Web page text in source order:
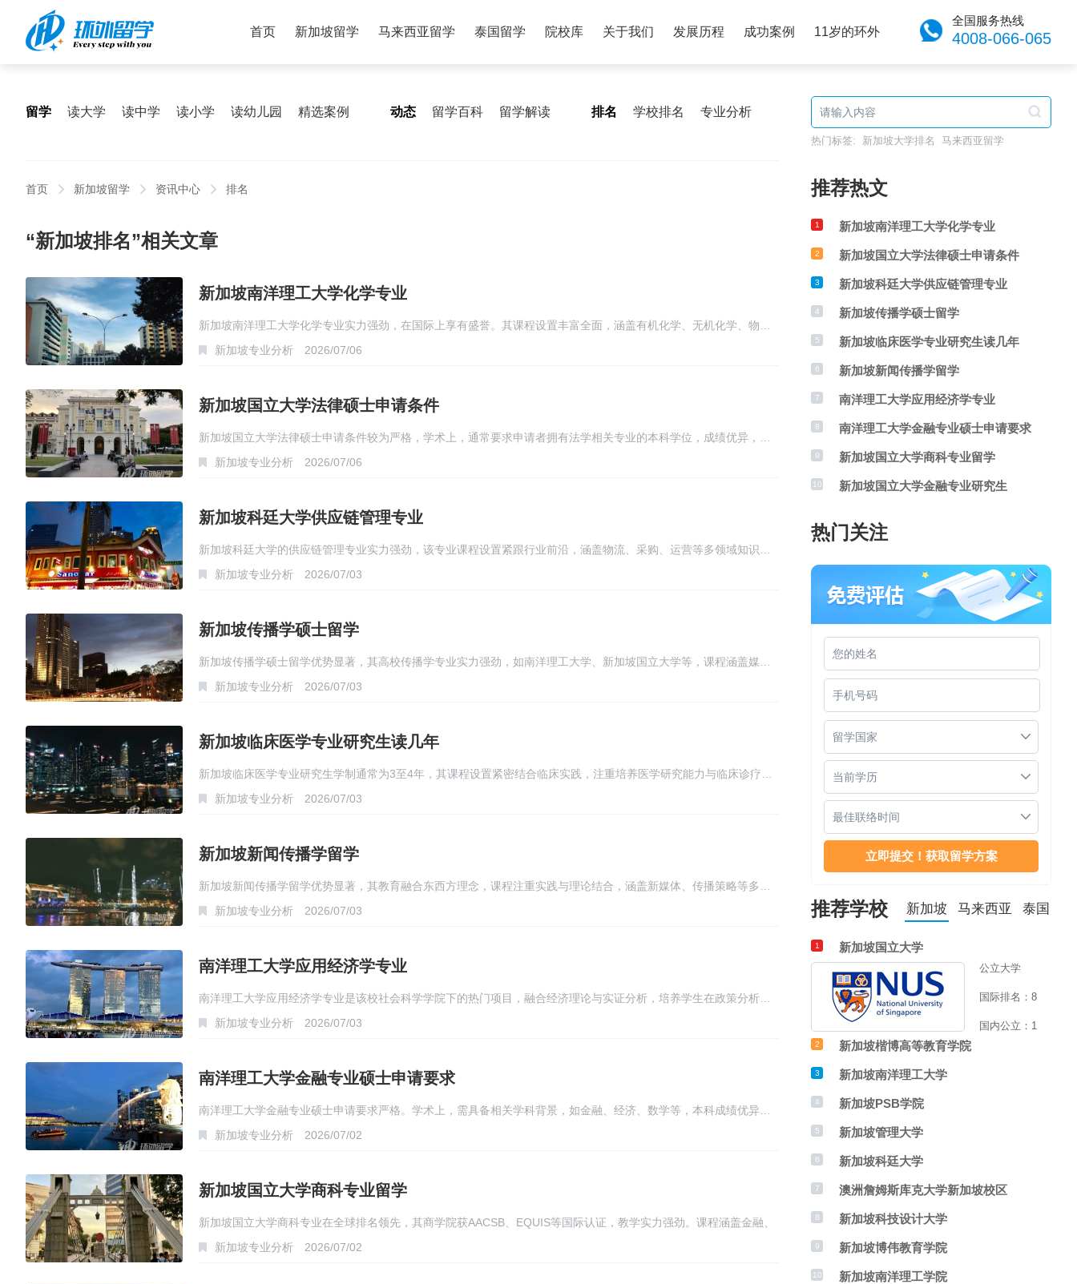
首页 新加坡留学 马来西亚留学 泰国留学 院校库 关于我们 发展历程 成功案例 11岁的环外
全国服务热线
4008-066-065
留学 读大学 读中学 读小学 读幼儿园 精选案例 动态 留学百科 留学解读 排名 学校排名 专业分析
首页 新加坡留学 资讯中心 排名
“新加坡排名”相关文章
新加坡南洋理工大学化学专业
新加坡南洋理工大学化学专业实力强劲，在国际上享有盛誉。其课程设置丰富全面，涵盖有机化学、无机化学、物…
新加坡专业分析
2026/07/06
新加坡国立大学法律硕士申请条件
新加坡国立大学法律硕士申请条件较为严格，学术上，通常要求申请者拥有法学相关专业的本科学位，成绩优异，…
新加坡专业分析
2026/07/06
新加坡科廷大学供应链管理专业
新加坡科廷大学的供应链管理专业实力强劲，该专业课程设置紧跟行业前沿，涵盖物流、采购、运营等多领域知识…
新加坡专业分析
2026/07/03
新加坡传播学硕士留学
新加坡传播学硕士留学优势显著，其高校传播学专业实力强劲，如南洋理工大学、新加坡国立大学等，课程涵盖媒…
新加坡专业分析
2026/07/03
新加坡临床医学专业研究生读几年
新加坡临床医学专业研究生学制通常为3至4年，其课程设置紧密结合临床实践，注重培养医学研究能力与临床诊疗…
新加坡专业分析
2026/07/03
新加坡新闻传播学留学
新加坡新闻传播学留学优势显著，其教育融合东西方理念，课程注重实践与理论结合，涵盖新媒体、传播策略等多…
新加坡专业分析
2026/07/03
南洋理工大学应用经济学专业
南洋理工大学应用经济学专业是该校社会科学学院下的热门项目，融合经济理论与实证分析，培养学生在政策分析…
新加坡专业分析
2026/07/03
南洋理工大学金融专业硕士申请要求
南洋理工大学金融专业硕士申请要求严格。学术上，需具备相关学科背景，如金融、经济、数学等，本科成绩优异…
新加坡专业分析
2026/07/02
新加坡国立大学商科专业留学
新加坡国立大学商科专业在全球排名领先，其商学院获AACSB、EQUIS等国际认证，教学实力强劲。课程涵盖金融、
…
新加坡专业分析 2026/07/02
热门标签: 新加坡大学排名 马来西亚留学
推荐热文
1 新加坡南洋理工大学化学专业
2 新加坡国立大学法律硕士申请条件
3 新加坡科廷大学供应链管理专业
4 新加坡传播学硕士留学
5 新加坡临床医学专业研究生读几年
6 新加坡新闻传播学留学
7 南洋理工大学应用经济学专业
8 南洋理工大学金融专业硕士申请要求
9 新加坡国立大学商科专业留学
10 新加坡国立大学金融专业研究生
热门关注
留学国家
当前学历
最佳联络时间
推荐学校 新加坡 马来西亚 泰国
1 新加坡国立大学
公立大学
国际排名：8
国内公立：1
2 新加坡楷博高等教育学院
3 新加坡南洋理工大学
4 新加坡PSB学院
5 新加坡管理大学
6 新加坡科廷大学
7 澳洲詹姆斯库克大学新加坡校区
8 新加坡科技设计大学
9 新加坡博伟教育学院
10 新加坡南洋理工学院